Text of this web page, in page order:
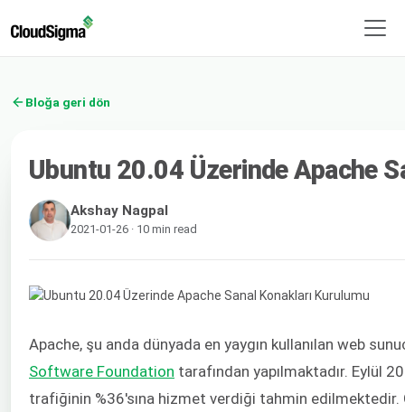
Bloğa geri dön
Ubuntu 20.04 Üzerinde Apache
Akshay Nagpal
2021-01-26 · 10 min read
Apache, şu anda dünyada en yaygın kullanılan web
Software Foundation tarafından yapılmaktadır. Eylül
trafiğinin %36'sına hizmet verdiği tahmin edilmektedir.